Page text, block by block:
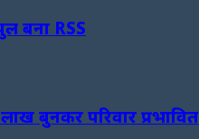
बना RSS
बुनकर परिवार प्रभावित